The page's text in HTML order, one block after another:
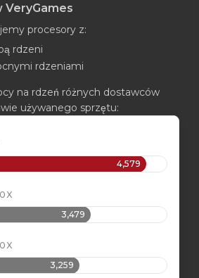
VeryGames
procesory z:
rdzeni
rdzeniami
na rdzeń różnych dostawców
używanego sprzętu:
4,579
3,479
3,259